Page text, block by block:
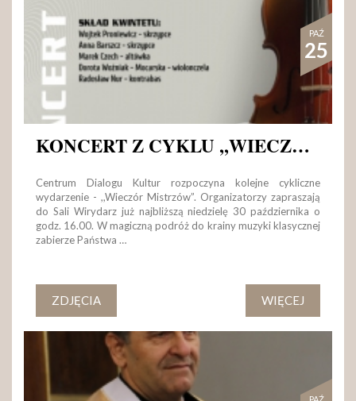
PAŹ
25
KONCERT Z CYKLU ,,WIECZÓR MISTRZÓW"
Centrum Dialogu Kultur rozpoczyna kolejne cykliczne
wydarzenie - ,,Wieczór Mistrzów”. Organizatorzy zapraszają
do Sali Wirydarz już najbliższą niedzielę 30 października o
godz. 16.00. W magiczną podróż do krainy muzyki klasycznej
zabierze Państwa …
WIĘCEJ
ZDJĘCIA